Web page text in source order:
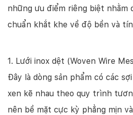
những ưu điểm riêng biệt nhằm
chuẩn khắt khe về độ bền và
1. Lưới inox dệt (Woven Wire
Đây là dòng sản phẩm có các
xen kẽ nhau theo quy trình
nên bề mặt cực kỳ phẳng mịn